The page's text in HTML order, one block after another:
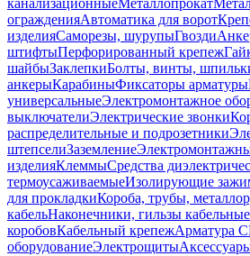
канализационныеМеталлопрокат
огражденияАвтоматика для ворот
изделияСаморезы, шурупыГвозди
штифтыПерфорированный крепеж
шайбыЗаклепкиБолты, винты,
анкерыКарабиныФиксаторы арматуры
универсальныеЭлектромонтажное
выключателиЭлектрические звонки
распределительные и подрозетники
штепселиЗаземление
изделияКлеммыСредства
термоусаживаемыеИзолирующие
для прокладкиКороба, трубы,
кабельНаконечники, гильзы кабельные
коробовКабельный крепежАрматура
оборудованиеЭлектрощиты